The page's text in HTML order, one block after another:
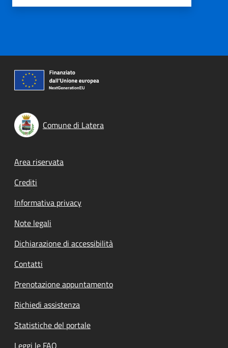
Comune di Latera
Footer menu
Area riservata
Crediti
Informativa privacy
Note legali
Dichiarazione di accessibilità
Contatti
Prenotazione appuntamento
Richiedi assistenza
Statistiche del portale
Leggi le FAQ